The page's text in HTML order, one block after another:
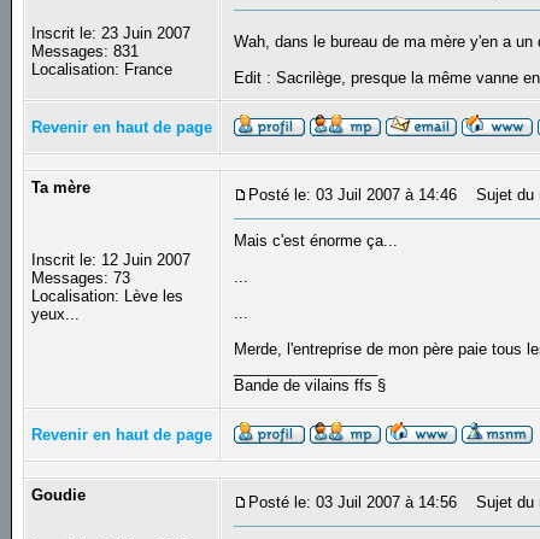
Inscrit le: 23 Juin 2007
Messages: 831
Localisation: France
Wah, dans le bureau de ma mère y'en a
Edit : Sacrilège, presque la même vanne
Revenir en haut de page
Ta mère
Inscrit le: 12 Juin 2007
Messages: 73
Localisation: Lève les
yeux...
Posté le: 03 Juil 2007 à 14:46 Sujet du
Mais c'est énorme ça...
...
...
Merde, l'entreprise de mon père paie tous
Bande de vilains ffs §
Revenir en haut de page
Goudie Posté le: 03 Juil 2007 à 14:56 Sujet du